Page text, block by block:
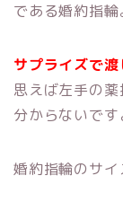
である婚約指輪
サプライズで渡
思えば左手の
分からないです
婚約指輪のサ